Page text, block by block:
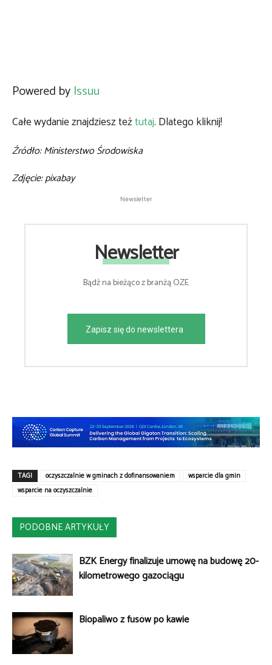
Powered by Issuu
Całe wydanie znajdziesz teżtutaj. Dlatego kliknij!
Źródło: Ministerstwo Środowiska
Zdjęcie: pixabay
Newsletter
Newsletter
Bądź na bieżąco z branżą OZE
Zapisz się do newslettera
TAGI oczyszczalnie w gminach z dofinansowaniem
wsparcie dla gmin
wsparcie na oczyszczalnie
PODOBNE ARTYKUŁY
BZK Energy finalizuje umowę na budowę 20-
kilometrowego gazociągu
Biopaliwo z fusów po kawie